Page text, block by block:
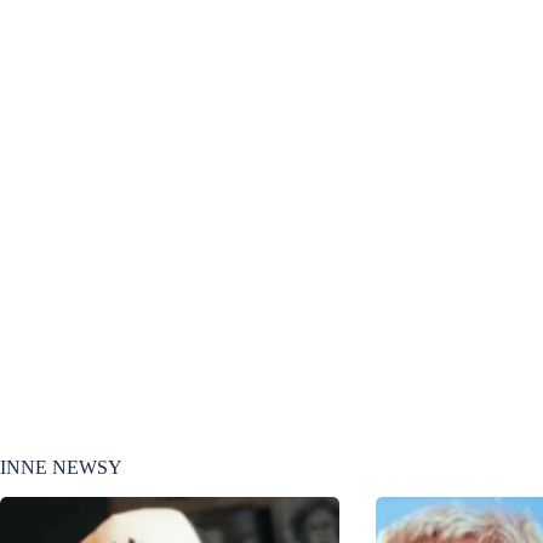
INNE NEWSY